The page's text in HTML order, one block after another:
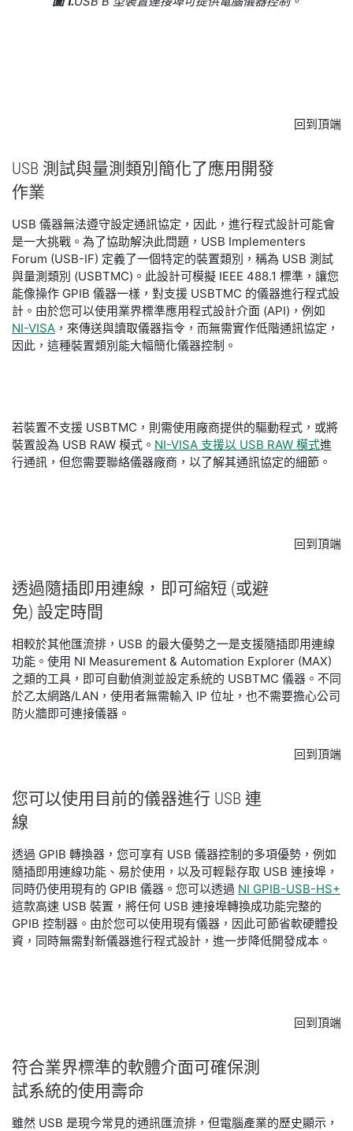
回到頂端
USB 測試與量測 類別 簡化了應用 開發
作業
USB 儀器無法遵守設定通訊協定，因此，進行程式設計可能會
是一大挑戰。為了協助解決此問題，USB Implementers
Forum (USB-IF) 定義了一個特定的裝置類別，稱為 USB 測試
與量測類別 (USBTMC)。此設計可模擬 IEEE 488.1 標準，讓您
能像操作 GPIB 儀器一樣，對支援 USBTMC 的儀器進行程式設
計。由於您可以使用業界標準應用程式設計介面 (API)，例如
NI-VISA ，來傳送與讀取儀器指令，而無需實作低階通訊協定，
因此，這種裝置類別能大幅簡化儀器控制。
若裝置不支援 USBTMC，則需使用廠商提供的驅動程式，或將
裝置設為 USB RAW 模式。 NI-VISA 支援以 USB RAW 模式進
行通訊，但您需要聯絡儀器廠商，以了解其通訊協定的細節。
回到頂端
透過隨插即用連線， 即可縮短 (或避
免) 設定時間
相較於其他匯流排，USB 的最大優勢之一是支援隨插即用連線
功能。使用 NI Measurement & Automation Explorer (MAX)
之類的工具，即可自動偵測並設定系統的 USBTMC 儀器。不同
於乙太網路/LAN，使用者無需輸入 IP 位址，也不需要擔心公司
防火牆即可連接儀器。
回到頂端
您可以使用 目前的儀器進行 USB 連
線
透過 GPIB 轉換器，您可享有 USB 儀器控制的多項優勢，例如
隨插即用連線功能、易於使用，以及可輕鬆存取 USB 連接埠，
同時仍使用現有的 GPIB 儀器。您可以透過 NI GPIB-USB-HS+
這款高速 USB 裝置，將任何 USB 連接埠轉換成功能完整的
GPIB 控制器。由於您可以使用現有儀器，因此可節省軟硬體投
資，同時無需對新儀器進行程式設計，進一步降低開發成本。
回到頂端
符合業界標準的軟體介面可確保測
試系統的使用壽命
雖然 USB 是現今常見的通訊匯流排，但電腦產業的歷史顯示，